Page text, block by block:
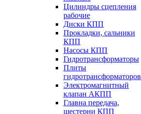
Цилиндры сцепления
рабочие
Диски КПП
Прокладки, сальники
КПП
Насосы КПП
Гидротрансформаторы
Плиты
гидротрансформаторов
Электромагнитный
клапан АКПП
Главна передача,
шестерни КПП